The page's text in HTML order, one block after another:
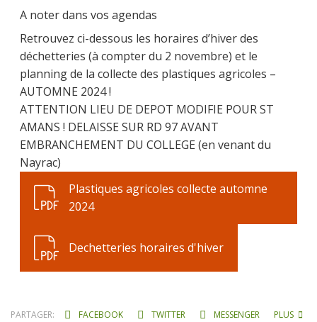
A noter dans vos agendas
Retrouvez ci-dessous les horaires d’hiver des
déchetteries (à compter du 2 novembre) et le
planning de la collecte des plastiques agricoles –
AUTOMNE 2024 !
ATTENTION LIEU DE DEPOT MODIFIE POUR ST
AMANS ! DELAISSE SUR RD 97 AVANT
EMBRANCHEMENT DU COLLEGE (en venant du
Nayrac)
Plastiques agricoles collecte automne
2024
Dechetteries horaires d'hiver
PARTAGER: FACEBOOK TWITTER MESSENGER PLUS